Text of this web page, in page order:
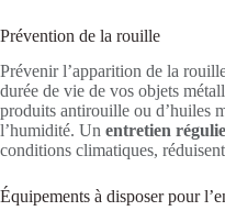
Prévention de la rouille
Prévenir l’apparition de la
durée de vie de vos objets
produits antirouille ou d’huiles
l’humidité. Un entretien
conditions climatiques,
Équipements à disposer pour